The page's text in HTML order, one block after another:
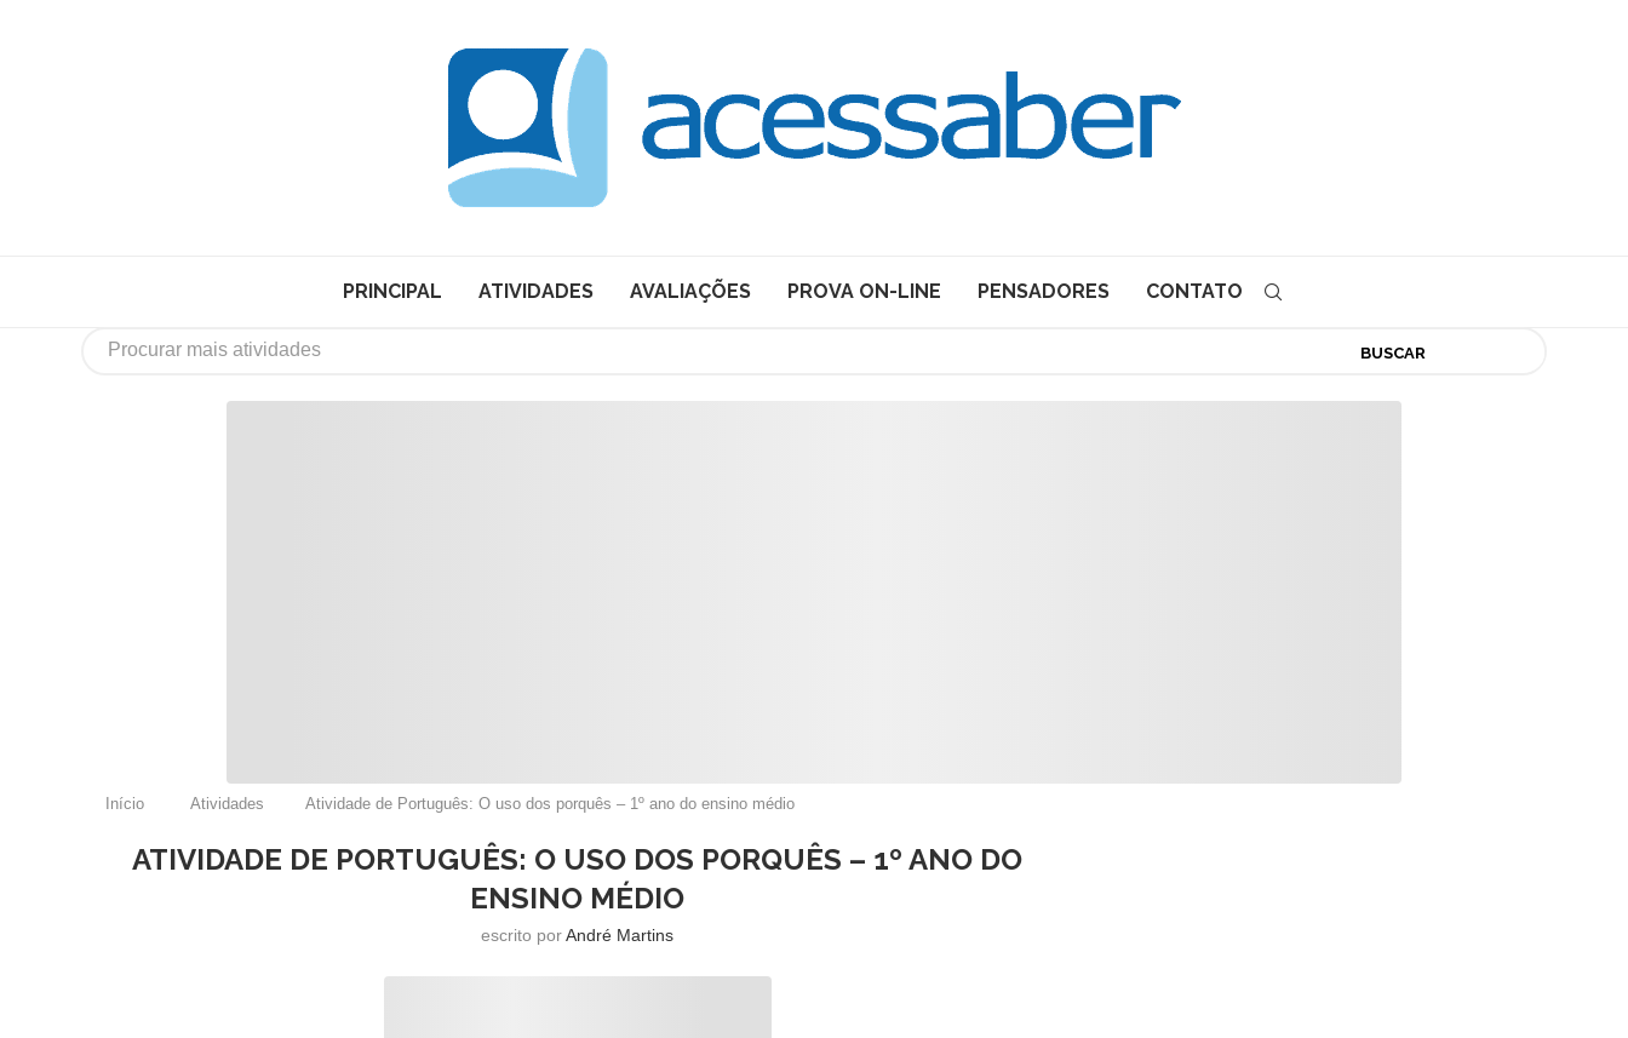
PRINCIPAL ATIVIDADES AVALIAÇÕES PROVA ON-LINE PENSADORES CONTATO
BUSCAR
Início Atividades Atividade de Português: O uso dos porquês – 1º ano do ensino médio
ATIVIDADE DE PORTUGUÊS: O USO DOS PORQUÊS – 1º ANO DO
ENSINO MÉDIO
escrito porAndré Martins